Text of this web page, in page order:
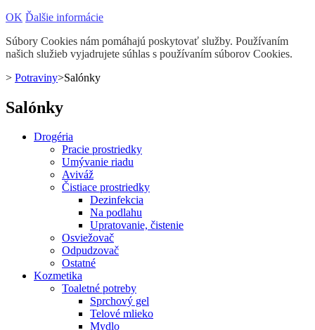
OK Ďalšie informácie
Súbory Cookies nám pomáhajú poskytovať služby. Používaním
našich služieb vyjadrujete súhlas s používaním súborov Cookies.
> Potraviny>Salónky
Salónky
Drogéria
Pracie prostriedky
Umývanie riadu
Aviváž
Čistiace prostriedky
Dezinfekcia
Na podlahu
Upratovanie, čistenie
Osviežovač
Odpudzovač
Ostatné
Kozmetika
Toaletné potreby
Sprchový gel
Telové mlieko
Mydlo